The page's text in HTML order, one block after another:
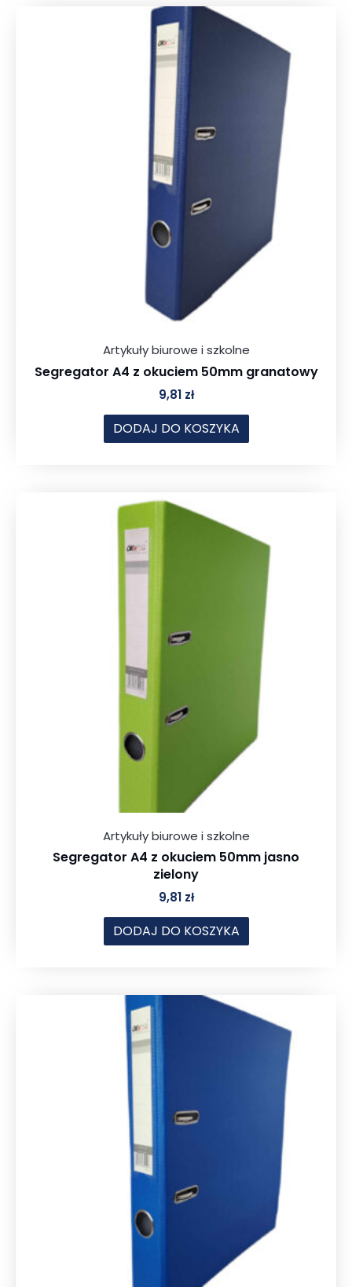
Artykuły biurowe i szkolne
Segregator A4 z okuciem 50mm granatowy
9,81 zł
DODAJ DO KOSZYKA
Artykuły biurowe i szkolne
Segregator A4 z okuciem 50mm jasno
zielony
9,81 zł
DODAJ DO KOSZYKA